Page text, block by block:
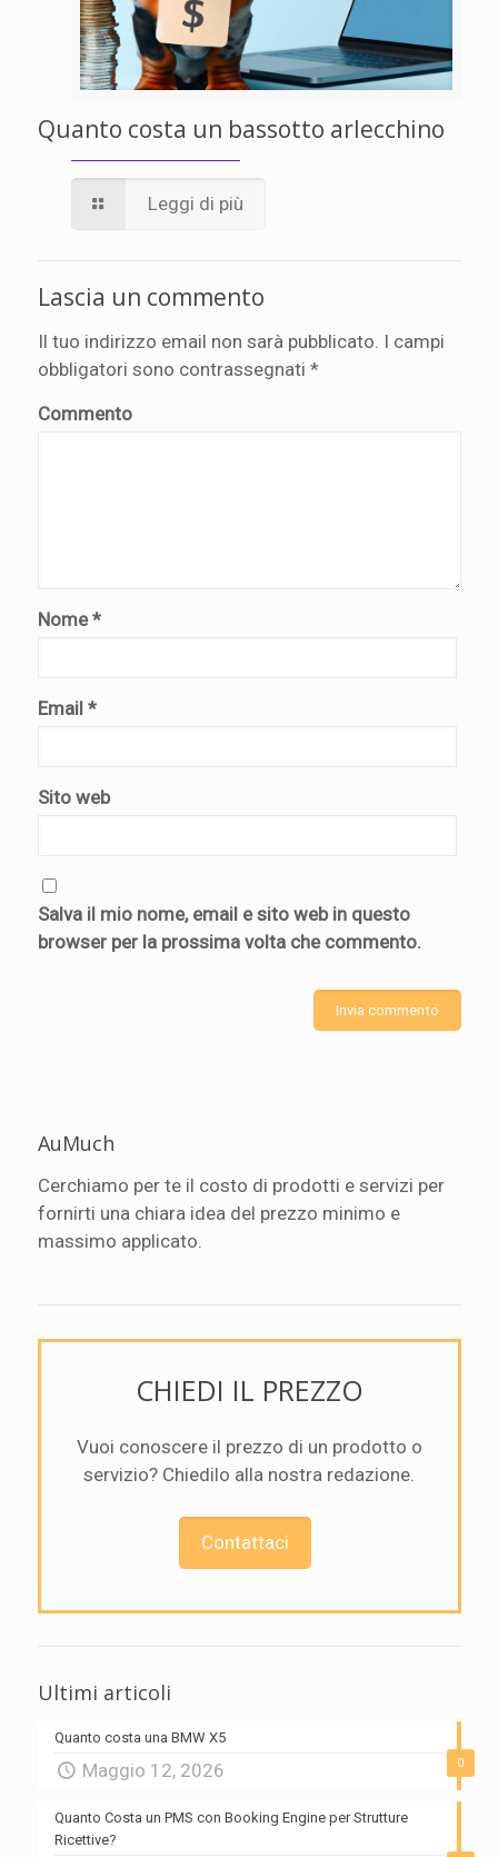
Quanto costa un bassotto arlecchino
Leggi di più
Lascia un commento
Il tuo indirizzo email non sarà pubblicato. I campi
obbligatori sono contrassegnati *
Commento
Nome*
Email *
Sito web
Salva il mio nome, email e sito web in questo
browser per la prossima volta che commento.
AuMuch
Cerchiamo per te il costo di prodotti e servizi per
fornirti una chiara idea del prezzo minimo e
massimo applicato.
CHIEDI IL PREZZO
Vuoi conoscere il prezzo di un prodotto o
servizio? Chiedilo alla nostra redazione.
Contattaci
Ultimi articoli
0
Quanto costa una BMW X5
Maggio 12, 2026
Quanto Costa un PMS con Booking Engine per Strutture
Ricettive?